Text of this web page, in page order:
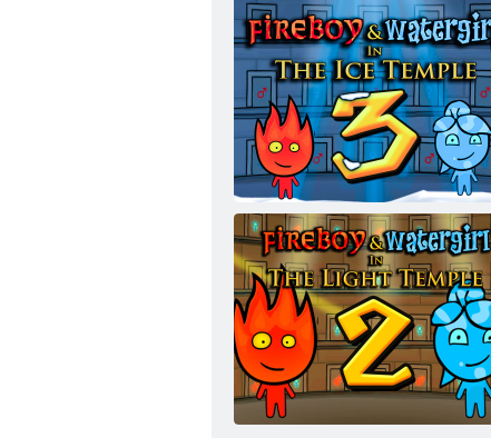
Feuer und Wasser 3: Der Eistempel